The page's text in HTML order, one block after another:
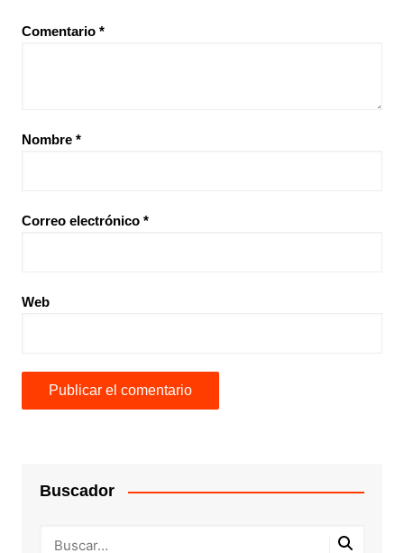
Comentario *
Nombre *
Correo electrónico *
Web
Buscador